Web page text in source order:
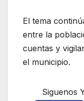
El tema
entre la
cuentas y
el municipio.
Siguenos